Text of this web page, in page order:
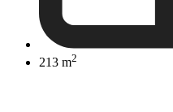
213 m2